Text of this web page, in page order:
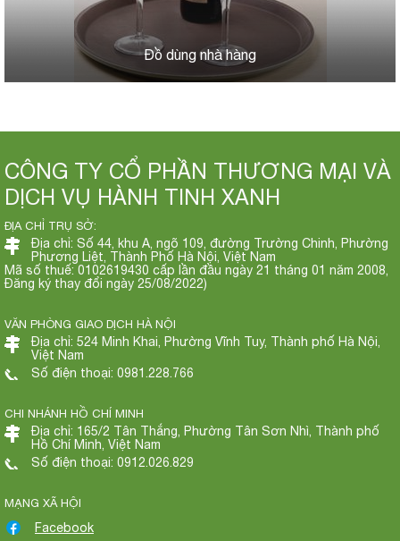
Đồ dùng nhà hàng
CÔNG TY CỔ PHẦN THƯƠNG MẠI VÀ
DỊCH VỤ HÀNH TINH XANH
ĐỊA CHỈ TRỤ SỞ:
Địa chỉ: Số 44, khu A, ngõ 109, đường Trường Chinh, Phường
Phương Liệt, Thành Phố Hà Nội, Việt Nam
Mã số thuế: 0102619430 cấp lần đầu ngày 21 tháng 01 năm 2008,
Đăng ký thay đổi ngày 25/08/2022)
VĂN PHÒNG GIAO DỊCH HÀ NỘI
Địa chỉ: 524 Minh Khai, Phường Vĩnh Tuy, Thành phố Hà Nội,
Việt Nam
Số điện thoại: 0981.228.766
CHI NHÁNH HỒ CHÍ MINH
Địa chỉ: 165/2 Tân Thắng, Phường Tân Sơn Nhì, Thành phố
Hồ Chí Minh, Việt Nam
Số điện thoại: 0912.026.829
MẠNG XÃ HỘI
Facebook